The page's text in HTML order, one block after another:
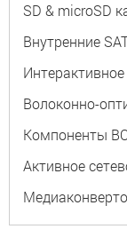
SD & microSD
Внутренние
Волоконно-
Компоненты
Активное